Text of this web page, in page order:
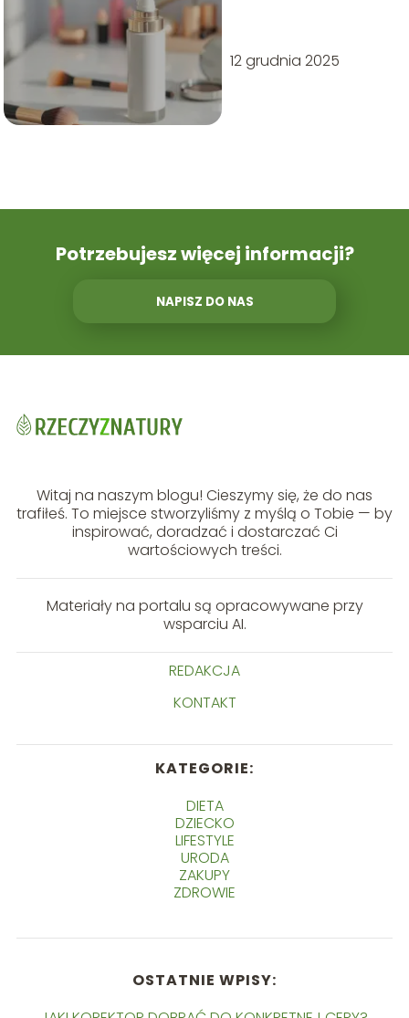
12 grudnia 2025
Potrzebujesz więcej informacji?
NAPISZ DO NAS
Witaj na naszym blogu! Cieszymy się, że do nas
trafiłeś. To miejsce stworzyliśmy z myślą o Tobie — by
inspirować, doradzać i dostarczać Ci
wartościowych treści.
Materiały na portalu są opracowywane przy
wsparciu AI.
REDAKCJA
KONTAKT
KATEGORIE:
DIETA
DZIECKO
LIFESTYLE
URODA
ZAKUPY
ZDROWIE
OSTATNIE WPISY: